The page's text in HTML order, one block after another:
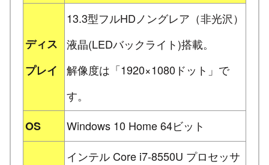
ディス
プレイ
13.3型フルHDノングレア（非光沢）
液晶(LEDバックライト)搭載。
解像度は「1920×1080ドット」で
す。
OS
Windows 10 Home 64ビット
インテル Core i7-8550U プロセッサ